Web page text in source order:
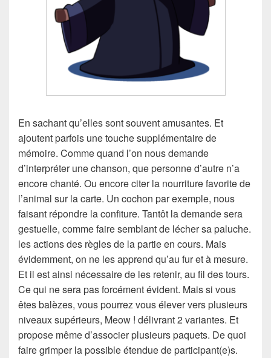
En sachant qu’elles sont souvent amusantes. Et
ajoutent parfois une touche supplémentaire de
mémoire. Comme quand l’on nous demande
d’interpréter une chanson, que personne d’autre n’a
encore chanté. Ou encore citer la nourriture favorite de
l’animal sur la carte. Un cochon par exemple, nous
faisant répondre la confiture. Tantôt la demande sera
gestuelle, comme faire semblant de lécher sa paluche.
les actions des règles de la partie en cours. Mais
évidemment, on ne les apprend qu’au fur et à mesure.
Et il est ainsi nécessaire de les retenir, au fil des tours.
Ce qui ne sera pas forcément évident. Mais si vous
êtes balèzes, vous pourrez vous élever vers plusieurs
niveaux supérieurs, Meow ! délivrant 2 variantes. Et
propose même d’associer plusieurs paquets. De quoi
faire grimper la possible étendue de participant(e)s.